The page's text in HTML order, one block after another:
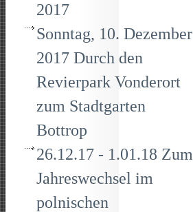
2017
Sonntag, 10. Dezember
2017 Durch den
Revierpark Vonderort
zum Stadtgarten
Bottrop
26.12.17 - 1.01.18 Zum
Jahreswechsel im
polnischen